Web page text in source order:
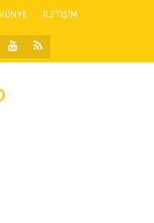
KÜNYE İLETIŞIM